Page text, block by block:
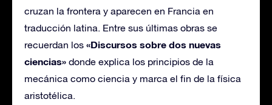
cruzan la frontera y aparecen en Francia en
traducción latina. Entre sus últimas obras se
recuerdan los «Discursos sobre dos nuevas
ciencias» donde explica los principios de la
mecánica como ciencia y marca el fin de la física
aristotélica.